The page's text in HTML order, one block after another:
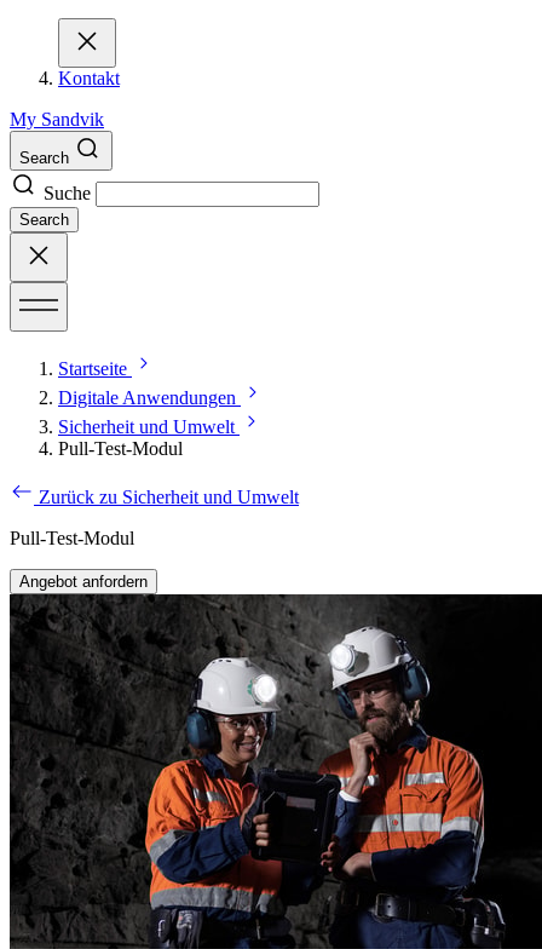
Kontakt
My Sandvik
Search
Suche
Search
Startseite
Digitale Anwendungen
Sicherheit und Umwelt
Pull-Test-Modul
Zurück zu Sicherheit und Umwelt
Pull-Test-Modul
Angebot anfordern